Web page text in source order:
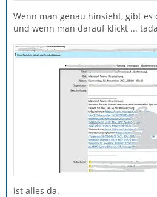
Wenn man genau hinsieht, gibt es
und wenn man darauf klickt ...
ist alles da.